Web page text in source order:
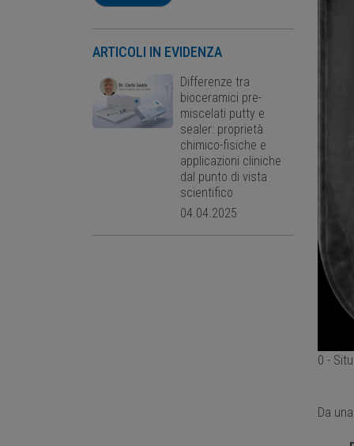
0 -
Da
ARTICOLI IN EVIDENZA
Differenze tra
bioceramici pre-
miscelati putty e
sealer: proprietà
chimico-fisiche e
applicazioni cliniche
dal punto di vista
scientifico
04.04.2025